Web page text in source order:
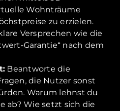
Wohnträume
zu erzielen.
Versprechen wie die
Garantie“ nach dem
Beantworte die
die Nutzer sonst
Warum lehnst du
ab? Wie setzt sich die